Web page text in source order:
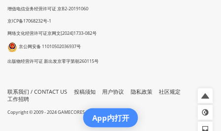
增值电信业务经营许可证 京B2-20191060
京ICP备17068232号-1
网络文化经营许可证京网文[2024]1733-082号
京公网安备 11010502036937号
出版物经营许可证 新出发京零字第朝260115号
联系我们 / CONTACT US 投稿须知 用户协议 隐私政策
社区规定
工作招聘
Copyright © 2009 - 2024 GAMECORES. All Rights Reserved
App内打开